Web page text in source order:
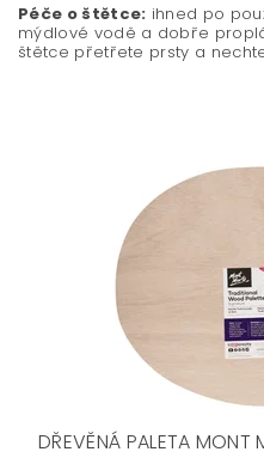
Péče o štětce: ihned po
mýdlové vodě a dobře
štětce přetřete prsty a
DŘEVĚNÁ PALETA